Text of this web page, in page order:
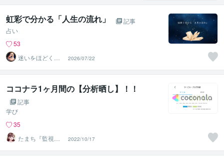
虹彩で分かる「人生の流れ」
記事
占い
53
迷いをほどく
『瞳』の分析士
｜ Nagi
2026/07/22
ココナラ1ヶ月間の【分析晒し】！！
記事
学び
35
たまち『監視サ
ービス』先駆者
2022/10/17